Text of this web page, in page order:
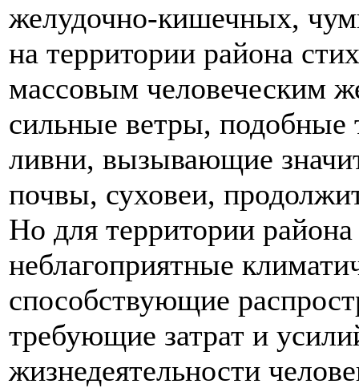
желудочно-кишечных,
на территории района
массовым человеческим
сильные ветры, подобные
ливни, вызывающие
почвы, суховеи,
Но для территории
неблагоприятные
способствующие
требующие затрат и
жизнедеятельности